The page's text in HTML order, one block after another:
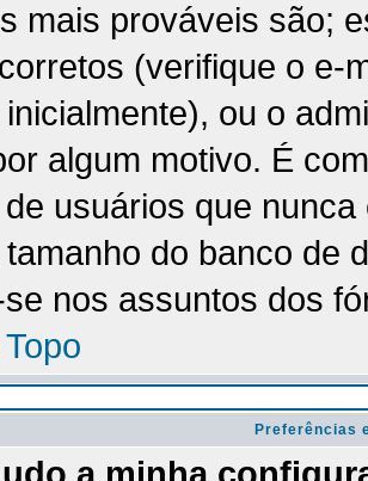
mais prováveis são;
(verifique o e-
ou o
algum motivo. É
usuários que
do banco de
nos assuntos dos
Preferências